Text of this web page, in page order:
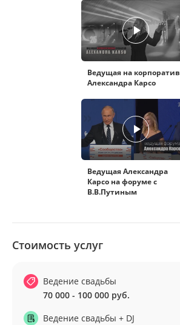
Ведущая на корпоратив
Александра Карсо
Ведущая Александра
Карсо на форуме с
В.В.Путиным
Стоимость услуг
Ведение свадьбы
70 000 - 100 000 руб.
Ведение свадьбы + DJ